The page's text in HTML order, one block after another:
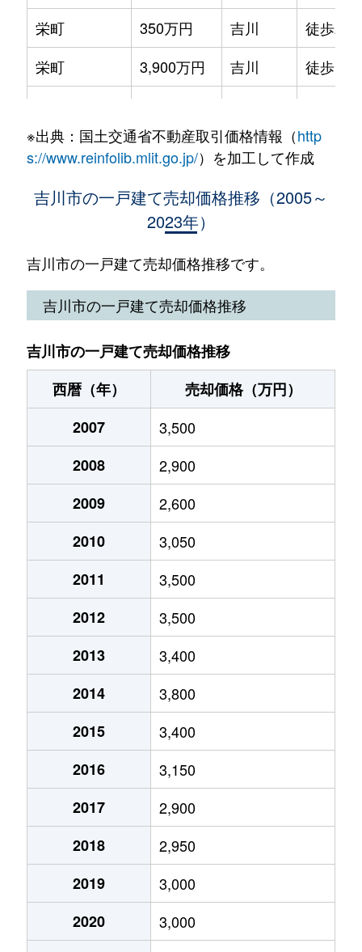
栄町
350万円 吉川
徒歩26
栄町
3,900万円 吉川
徒歩18
栄町
3,900万円 吉川
徒歩26
1,700万円
栄町
1,200万円 吉川
新栄
3,800万円 吉川
高富
17,000万円 吉川
徒歩8分
高富
9,000万円 吉川
徒歩11
1,400万円
5,900万円
3,200万円
860万円
4,100万円
大字平沼
3,000万円
大字平沼
5,100万円
大字保
4,300万円
大字保
2,800万円
大字保
2,100万円
大字保
8,900万円
※出典：国土交通省不動産取引価格情報（http
s://www.reinfolib.mlit.go.jp/）を加工して作成
吉川市の一戸建て売却価格推移（2005～
2023年）
吉川市の一戸建て売却価格推移です。
吉川市の一戸建て売却価格推移
吉川市の一戸建て売却価格推移
西暦（年）
売却価格（万円）
2007
3,500
2008
2,900
2009
2,600
2010
3,050
2011
3,500
2012
3,500
2013
3,400
2014
3,800
2015
3,400
2016
3,150
2017
2,900
2018
2,950
2019
3,000
2020
3,000